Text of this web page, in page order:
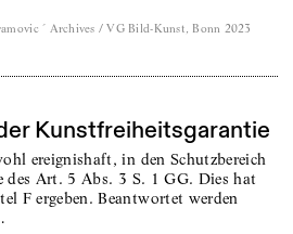
´ Archives / VG Bild-Kunst, Bonn 2023
Kunstfreiheitsgarantie
ereignishaft, in den Schutzbereich
des Art. 5 Abs. 3 S. 1 GG. Dies hat
F ergeben. Beantwortet werden